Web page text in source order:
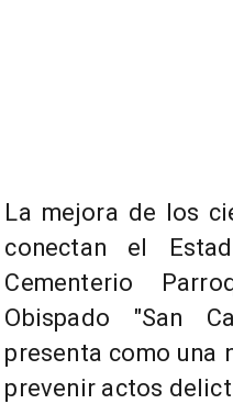
La mejora de los
conectan el
Cementerio
Obispado "San
presenta como una
prevenir actos